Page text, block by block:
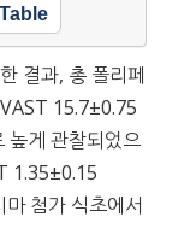
결과, 총 폴리페
15.7±0.75
높게 관찰되었으
1.35±0.15
첨가 식초에서